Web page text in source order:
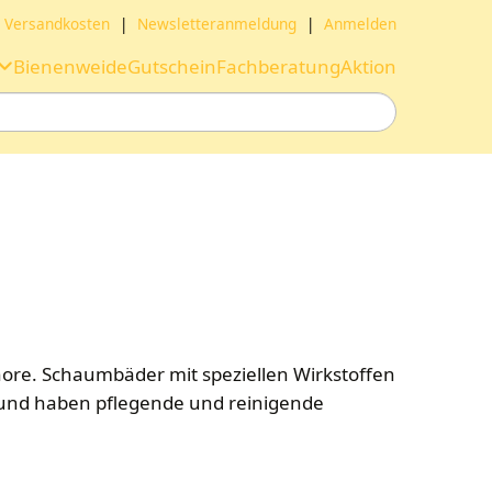
Versandkosten | Newsletteranmeldung | Anmelden
BienenweideGutscheinFachberatungAktion
Schaumbäder mit speziellen Wirkstoffen
haben pflegende und reinigende